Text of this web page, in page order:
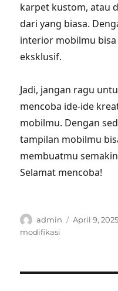
karpet kustom, atau
dari yang biasa.
interior mobilmu
eksklusif.
Jadi, jangan ragu
mencoba ide-ide
mobilmu. Dengan
tampilan mobilmu
membuatmu
Selamat mencoba!
Author
admin
Posted
April 9, 2025
modifikasi